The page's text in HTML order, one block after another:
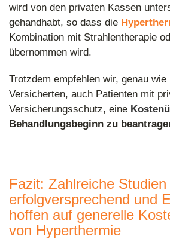
wird von den privaten Kassen
gehandhabt, so dass die
Kombination mit Strahlentherapie
übernommen wird.
Trotzdem empfehlen wir, genau
Versicherten, auch Patienten mit
Versicherungsschutz, eine
Behandlungsbeginn zu
Fazit: Zahlreiche Studien
erfolgversprechend und
hoffen auf generelle
von Hyperthermie